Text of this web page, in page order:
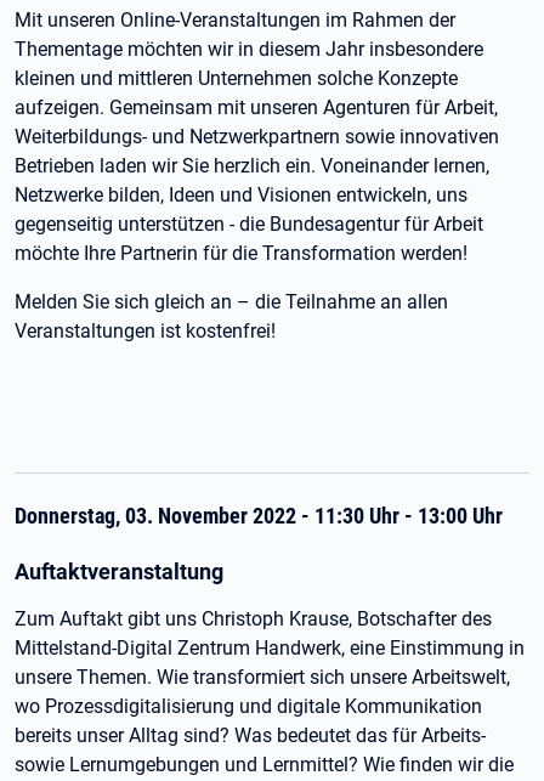
Mit unseren Online-Veranstaltungen im Rahmen der
Thementage möchten wir in diesem Jahr insbesondere
kleinen und mittleren Unternehmen solche Konzepte
aufzeigen. Gemeinsam mit unseren Agenturen für Arbeit,
Weiterbildungs- und Netzwerkpartnern sowie innovativen
Betrieben laden wir Sie herzlich ein. Voneinander lernen,
Netzwerke bilden, Ideen und Visionen entwickeln, uns
gegenseitig unterstützen - die Bundesagentur für Arbeit
möchte Ihre Partnerin für die Transformation werden!
Melden Sie sich gleich an – die Teilnahme an allen
Veranstaltungen ist kostenfrei!
Donnerstag, 03. November 2022 - 11:30 Uhr - 13:00 Uhr
Auftaktveranstaltung
Zum Auftakt gibt uns Christoph Krause, Botschafter des
Mittelstand-Digital Zentrum Handwerk, eine Einstimmung in
unsere Themen. Wie transformiert sich unsere Arbeitswelt,
wo Prozessdigitalisierung und digitale Kommunikation
bereits unser Alltag sind? Was bedeutet das für Arbeits-
sowie Lernumgebungen und Lernmittel? Wie finden wir die